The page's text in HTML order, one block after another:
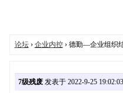
论坛› 企业内控› 德勤—企业组织
7级残废发表于 2022-9-25 19:02:03